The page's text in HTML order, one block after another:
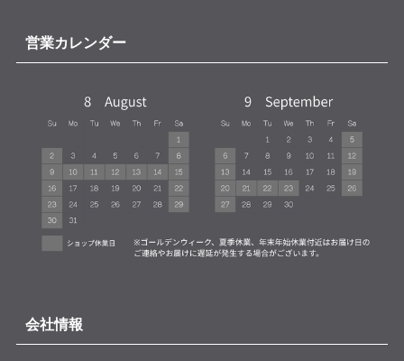
営業カレンダー
会社情報